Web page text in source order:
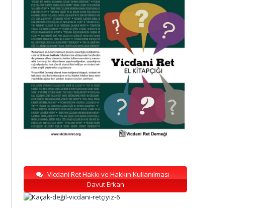
Vicdani Ret Hakkı ve Hakkın Kullanılması –
Davut Erkan